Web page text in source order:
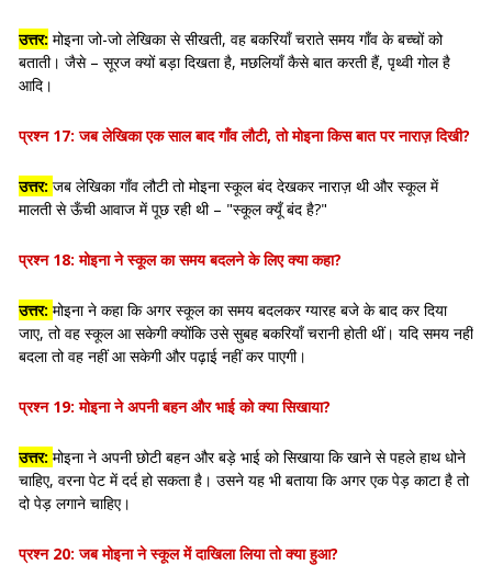
उत्तर: मोइना जो-जो लेखिका से सीखती, वह बकरियाँ चराते समय गाँव के बच्चों को
बताती। जैसे – सूरज क्यों बड़ा दिखता है, मछलियाँ कैसे बात करती हैं, पृथ्वी गोल है
आदि।
प्रश्न 17: जब लेखिका एक साल बाद गाँव लौटी, तो मोइना किस बात पर नाराज़ दिखी?
उत्तर: जब लेखिका गाँव लौटी तो मोइना स्कूल बंद देखकर नाराज़ थी और स्कूल में
मालती से ऊँची आवाज में पूछ रही थी – "स्कूल क्यूँ बंद है?"
प्रश्न 18: मोइना ने स्कूल का समय बदलने के लिए क्या कहा?
उत्तर: मोइना ने कहा कि अगर स्कूल का समय बदलकर ग्यारह बजे के बाद कर दिया
जाए, तो वह स्कूल आ सकेगी क्योंकि उसे सुबह बकरियाँ चरानी होती थीं। यदि समय नहीं
बदला तो वह नहीं आ सकेगी और पढ़ाई नहीं कर पाएगी।
प्रश्न 19: मोइना ने अपनी बहन और भाई को क्या सिखाया?
उत्तर: मोइना ने अपनी छोटी बहन और बड़े भाई को सिखाया कि खाने से पहले हाथ धोने
चाहिए, वरना पेट में दर्द हो सकता है। उसने यह भी बताया कि अगर एक पेड़ काटा है तो
दो पेड़ लगाने चाहिए।
प्रश्न 20: जब मोइना ने स्कूल में दाखिला लिया तो क्या हुआ?